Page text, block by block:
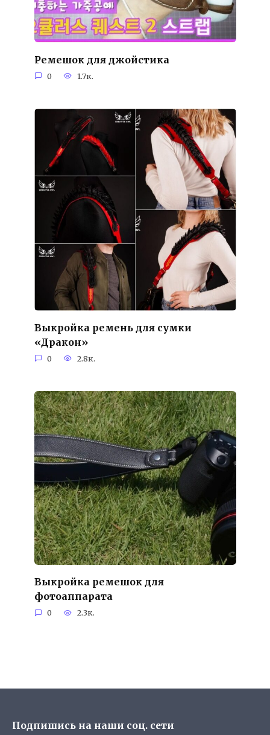
Ремешок для джойстика
0 1.7к.
Выкройка ремень для сумки
«Дракон»
0 2.8к.
Выкройка ремешок для
фотоаппарата
0 2.3к.
Подпишись на наши соц. сети